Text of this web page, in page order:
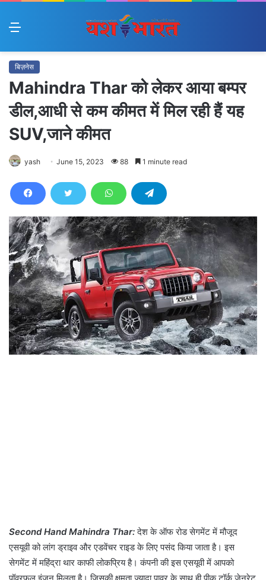
Menu
बिज़नेस
Mahindra Thar को लेकर आया बम्पर
डील,आधी से कम कीमत में मिल रही हैं यह
SUV,जाने कीमत
yash June 15, 2023 88 1 minute read
Second Hand Mahindra Thar:देश के ऑफ रोड सेगमेंट में मौजूद
एसयूवी को लांग ड्राइव और एडवेंचर राइड के लिए पसंद किया जाता है। इस
सेगमेंट में महिंद्रा थार काफी लोकप्रिय है। कंपनी की इस एसयूवी में आपको
पॉवरफुल इंजन मिलता है। जिसकी क्षमता ज्यादा पावर के साथ ही पीक टॉर्क जेनरेट